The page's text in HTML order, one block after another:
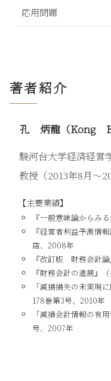
応用問題
著者紹介
孔 炳龍（Kong
駿河台大学経済経営
教授（2013年8月～
【主要業績】
『一般意味論からみ
『経営者利益予測情
店、2008年
『改訂版 財務会計
『財務会計の進展』
「減損損失の未実現
178巻第3号、2010年
「減損会計情報の有
号、2007年